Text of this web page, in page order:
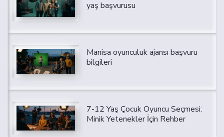
yaş başvurusu
Manisa oyunculuk ajansı başvuru
bilgileri
7-12 Yaş Çocuk Oyuncu Seçmesi:
Minik Yetenekler İçin Rehber